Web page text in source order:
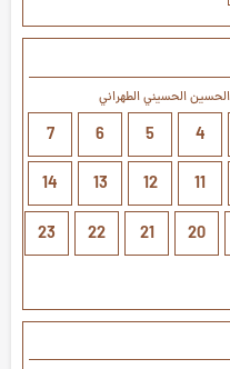
الحسيني الطهراني
4
5
6
7
11
12
13
14
20
21
22
23